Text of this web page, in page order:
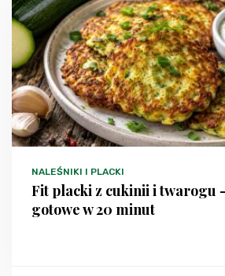
NALEŚNIKI I PLACKI
Fit placki z cukinii i twarogu
gotowe w 20 minut